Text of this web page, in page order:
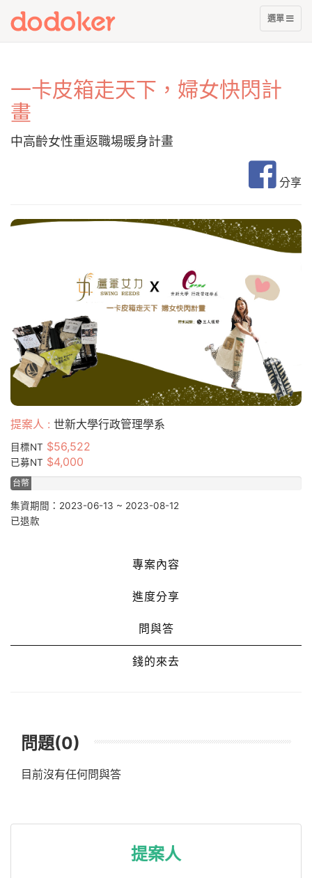
nullnull
展
開
選
選單
一卡皮箱走天下，婦女快閃計
畫
中高齡女性重返職場暖身計畫
分享
提案人 : 世新大學行政管理學系
目標NT $56,522
已募NT $4,000
台幣
集資期間：2023-06-13 ~ 2023-08-12
已退款
專案內容
進度分享
問與答
錢的來去
問題(0)
目前沒有任何問與答
提案人